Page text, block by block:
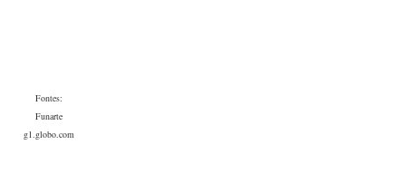
Fontes:
Funarte
g1.globo.com